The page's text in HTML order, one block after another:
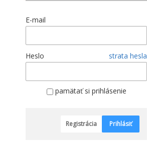
E-mail
Heslo strata hesla
pamätať si prihlásenie
Registrácia Prihlásiť